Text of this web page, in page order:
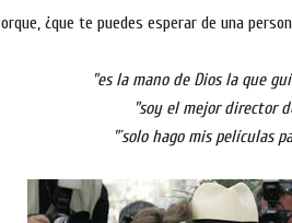
¿que te puedes esperar de una
"es la mano de Dios la que
"soy el mejor director
"´solo hago mis películas